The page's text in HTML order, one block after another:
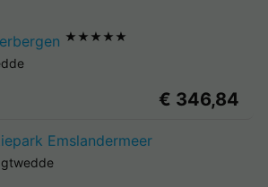
★★★★★
€ 346,84
Emslandermeer